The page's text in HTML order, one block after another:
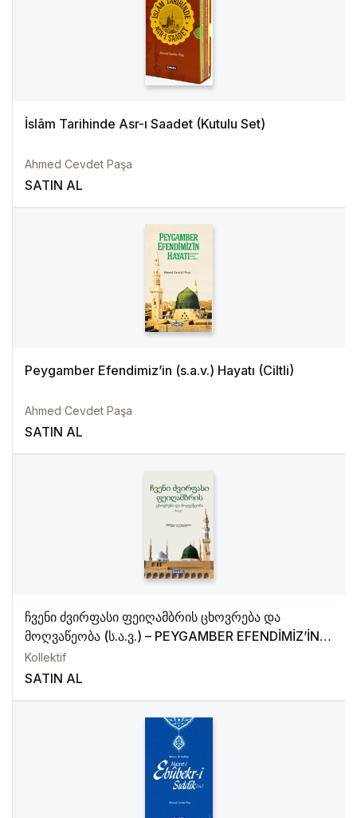
İslâm Tarihinde Asr-ı Saadet (Kutulu Set)
Ahmed Cevdet Paşa
SATIN AL
Peygamber Efendimiz’in (s.a.v.) Hayatı (Ciltli)
Ahmed Cevdet Paşa
SATIN AL
ჩვენი ძვირფასი ფეიღამბრის ცხოვრება და
მოღვაწეობა (ს.ა.ვ.) – PEYGAMBER EFENDİMİZ’İN
MUHTASAR HAYATI (Gürcüce)
Kollektif
SATIN AL